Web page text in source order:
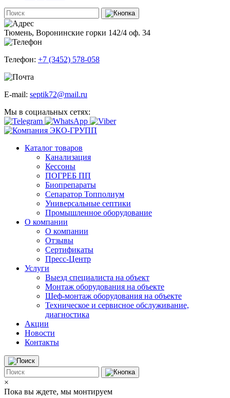
Тюмень, Воронинские горки 142/4 оф. 34
Телефон: +7 (3452) 578-058
E-mail: septik72@mail.ru
Мы в социальных сетях:
Каталог товаров
Канализация
Кессоны
ПОГРЕБ ПП
Биопрепараты
Сепаратор Топполиум
Универсальные септики
Промышленное оборудование
О компании
О компании
Отзывы
Сертификаты
Пресс-Центр
Услуги
Выезд специалиста на объект
Монтаж оборудования на объекте
Шеф-монтаж оборудования на объекте
Техническое и сервисное обслуживание,
диагностика
Акции
Новости
Контакты
×
Пока вы ждете, мы монтируем